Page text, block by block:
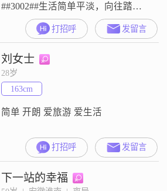
##3002##生活简单平淡，向往踏实
安稳的感情，不喜欢虚情假意
##3002##希望在这里遇见三观相合
的人，以真心换真心，慢慢相处，
用心相守，共度往后的朝夕
##3002##
打招呼 发留言
刘女士
28岁
163cm
简单 开朗 爱旅游 爱生活
打招呼 发留言
下一站的幸福